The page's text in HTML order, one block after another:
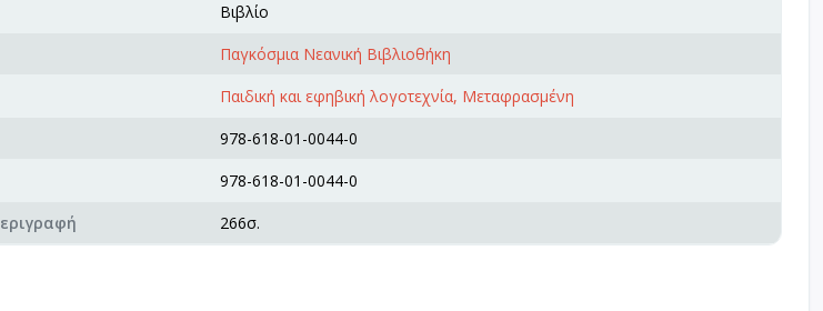
Βιβλίο
Παγκόσμια Νεανική Βιβλιοθήκη
Παιδική και εφηβική λογοτεχνία, Μεταφρασμένη
978-618-01-0044-0
978-618-01-0044-0
266σ.